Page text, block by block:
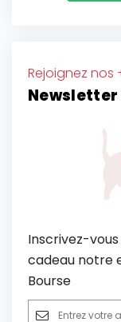
Rejoignez
Newsletter
Inscrivez-
cadeau notre
Bourse